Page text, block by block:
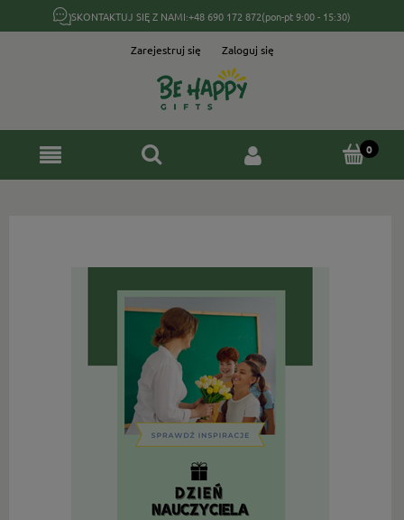
SKONTAKTUJ SIĘ Z NAMI:+48 690 172 872(pon-pt 9:00 - 15:30)
Zarejestruj się Zaloguj się